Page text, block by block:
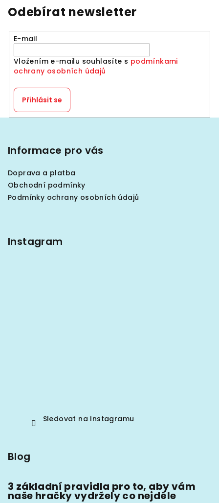
á
d
a
c
í
p
v
Odebírat newsletter
E-mail
Vložením e-mailu souhlasíte s podmínkami
ochrany osobních údajů
Přihlásit se
Informace pro vás
Doprava a platba
Obchodní podmínky
Podmínky ochrany osobních údajů
Instagram
Sledovat na Instagramu
Blog
3 základní pravidla pro to, aby vám
naše hračky vydržely co nejdéle